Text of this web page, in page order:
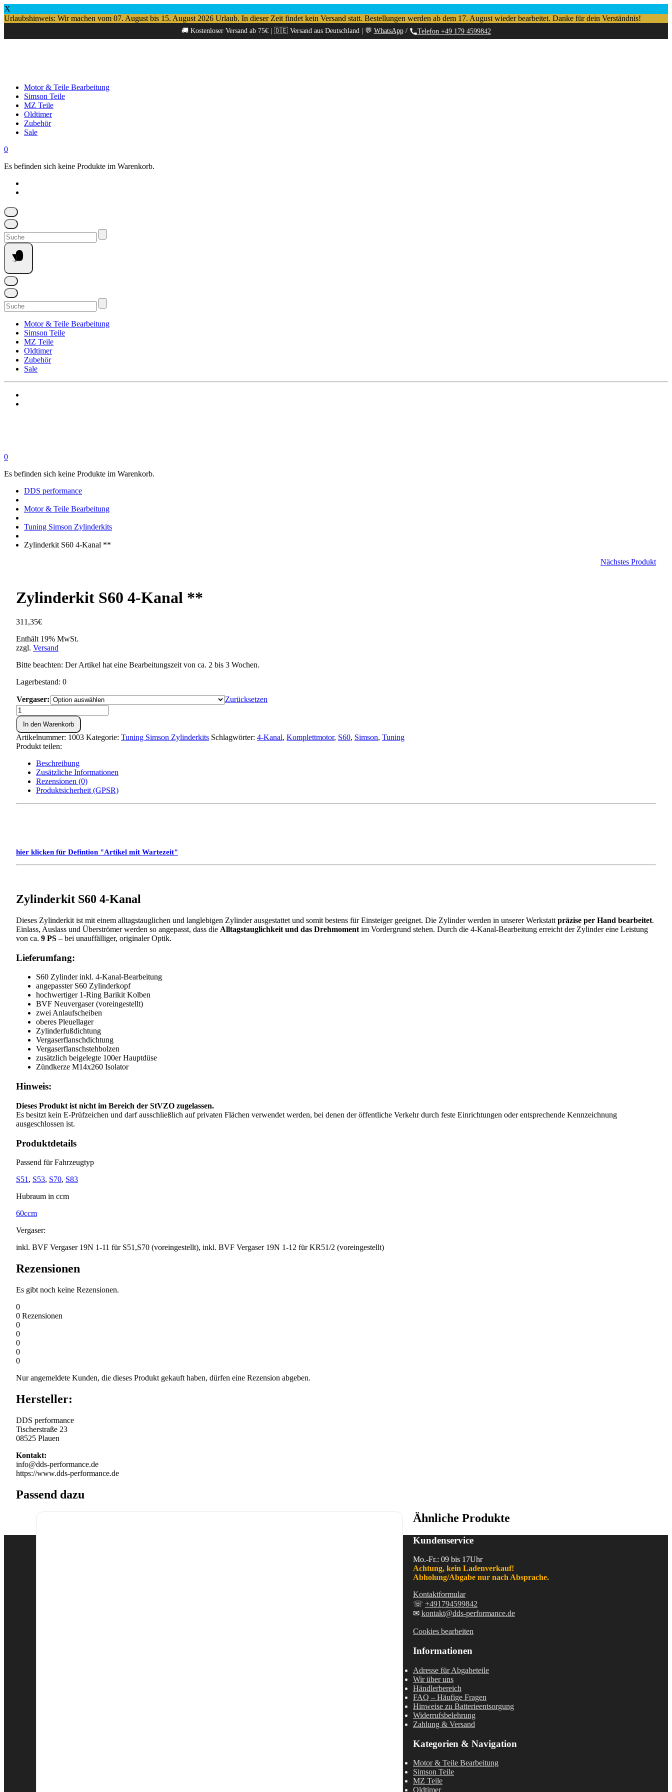
X
Urlaubshinweis: Wir machen vom 07. August bis 15. August 2026 Urlaub. In dieser Zeit findet kein Versand statt. Bestellungen werden ab dem 17. August wieder bearbeitet. Danke für dein Verständnis!
🚚 Kostenloser Versand ab 75€ | 🇩🇪 Versand aus Deutschland | 💬 WhatsApp/ Telefon +49 179 4599842
Motor & Teile Bearbeitung
Simson Teile
MZ Teile
Oldtimer
Zubehör
Sale
0
Es befinden sich keine Produkte im Warenkorb.
Suchen
nach:
Suchen
nach:
Motor & Teile Bearbeitung
Simson Teile
MZ Teile
Oldtimer
Zubehör
Sale
0
Es befinden sich keine Produkte im Warenkorb.
DDS performance
Motor & Teile Bearbeitung
Tuning Simson Zylinderkits
Zylinderkit S60 4-Kanal **
Nächstes Produkt
Zylinderkit S60 4-Kanal **
311,35€
Enthält 19% MwSt.
zzgl. Versand
Bitte beachten: Der Artikel hat eine Bearbeitungszeit von ca. 2 bis 3 Wochen.
Lagerbestand: 0
Vergaser:
Zurücksetzen
Zylinderkit
S60
4-
Kanal
**
In den Warenkorb
Artikelnummer: 1003 Kategorie: Tuning Simson Zylinderkits Schlagwörter: 4-Kanal, Komplettmotor, S60, Simson, Tuning
Produkt teilen:
Beschreibung
Zusätzliche Informationen
Rezensionen (0)
Produktsicherheit (GPSR)
hier klicken für Defintion "Artikel mit Wartezeit"
Zylinderkit S60 4-Kanal
Dieses Zylinderkit ist mit einem alltagstauglichen und langlebigen Zylinder ausgestattet und somit bestens für Einsteiger geeignet. Die Zylinder werden in unserer Werkstatt präzise per Hand bearbeitet.
Einlass, Auslass und Überströmer werden so angepasst, dass die Alltagstauglichkeit und das Drehmoment im Vordergrund stehen. Durch die 4-Kanal-Bearbeitung erreicht der Zylinder eine Leistung
von ca. 9 PS – bei unauffälliger, originaler Optik.
Lieferumfang:
S60 Zylinder inkl. 4-Kanal-Bearbeitung
angepasster S60 Zylinderkopf
hochwertiger 1-Ring Barikit Kolben
BVF Neuvergaser (voreingestellt)
zwei Anlaufscheiben
oberes Pleuellager
Zylinderfußdichtung
Vergaserflanschdichtung
Vergaserflanschstehbolzen
zusätzlich beigelegte 100er Hauptdüse
Zündkerze M14x260 Isolator
Hinweis:
Dieses Produkt ist nicht im Bereich der StVZO zugelassen.
Es besitzt kein E-Prüfzeichen und darf ausschließlich auf privaten Flächen verwendet werden, bei denen der öffentliche Verkehr durch feste Einrichtungen oder entsprechende Kennzeichnung
ausgeschlossen ist.
Produktdetails
Passend für Fahrzeugtyp
S51 , S53, S70, S83
Hubraum in ccm
60ccm
Vergaser:
inkl. BVF Vergaser 19N 1-11 für S51,S70 (voreingestellt), inkl. BVF Vergaser 19N 1-12 für KR51/2 (voreingestellt)
Rezensionen
Es gibt noch keine Rezensionen.
0
0 Rezensionen
0
0
0
0
0
Nur angemeldete Kunden, die dieses Produkt gekauft haben, dürfen eine Rezension abgeben.
Hersteller:
DDS performance
Tischerstraße 23
08525 Plauen
Kontakt:
info@dds-performance.de
https://www.dds-performance.de
Passend dazu
Ähnliche Produkte
Kundenservice
Mo.-Fr.: 09 bis 17Uhr
Achtung, kein Ladenverkauf!
Abholung/Abgabe nur nach Absprache.
Kontaktformular
☏ +491794599842
✉ kontakt@dds-performance.de
Cookies bearbeiten
Informationen
Adresse für Abgabeteile
Wir über uns
Händlerbereich
FAQ – Häufige Fragen
Hinweise zu Batterieentsorgung
Widerrufsbelehrung
Zahlung & Versand
Kategorien & Navigation
Motor & Teile Bearbeitung
Simson Teile
MZ Teile
Oldtimer